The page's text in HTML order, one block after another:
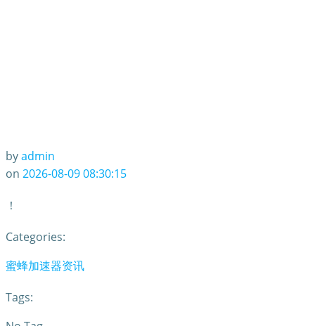
byadmin
on 2026-08-09 08:30:15
！
Categories:
蜜蜂加速器资讯
Tags: